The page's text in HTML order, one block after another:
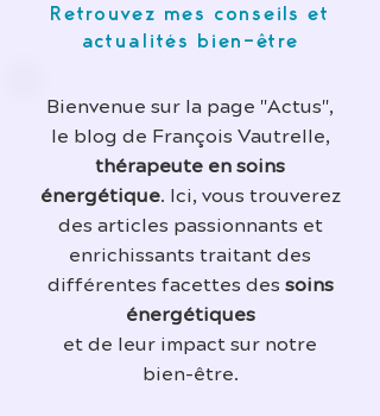
Retrouvez mes conseils et
actualités bien-être
Bienvenue sur la page "Actus",
le blog de François Vautrelle,
thérapeute en soins
énergétique. Ici, vous trouverez
des articles passionnants et
enrichissants traitant des
différentes facettes des soins
énergétiques
et de leur impact sur notre
bien-être.